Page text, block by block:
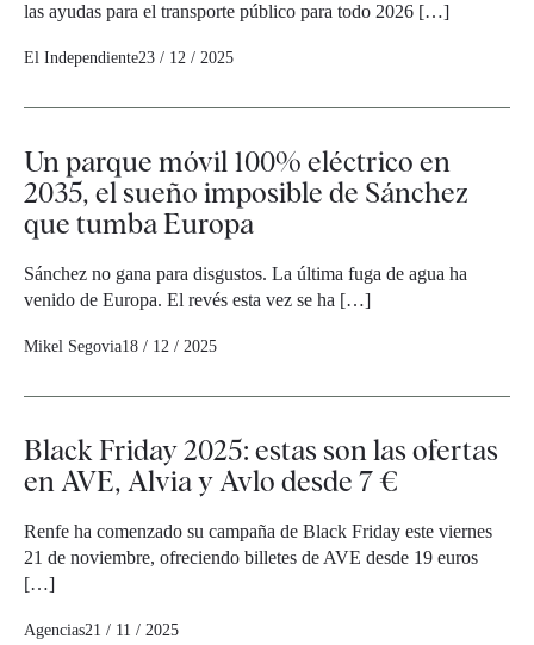
las ayudas para el transporte público para todo 2026 […]
El Independiente23 / 12 / 2025
Un parque móvil 100% eléctrico en
2035, el sueño imposible de Sánchez
que tumba Europa
Sánchez no gana para disgustos. La última fuga de agua ha
venido de Europa. El revés esta vez se ha […]
Mikel Segovia18 / 12 / 2025
Black Friday 2025: estas son las ofertas
en AVE, Alvia y Avlo desde 7 €
Renfe ha comenzado su campaña de Black Friday este viernes
21 de noviembre, ofreciendo billetes de AVE desde 19 euros
[…]
Agencias21 / 11 / 2025